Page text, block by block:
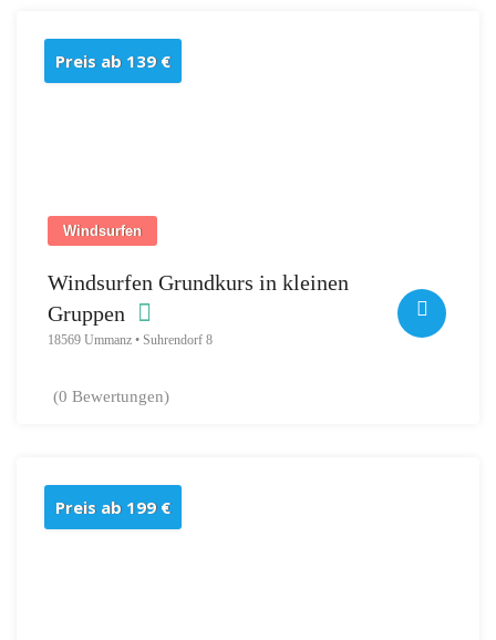
Preis ab 139 €
Windsurfen
Windsurfen Grundkurs in kleinen
Gruppen
18569 Ummanz • Suhrendorf 8
(0 Bewertungen)
Preis ab 199 €